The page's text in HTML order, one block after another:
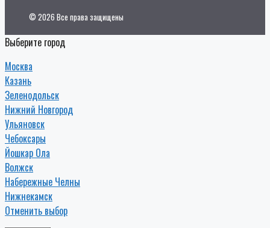
© 2026 Все права защищены
Выберите город
Москва
Казань
Зеленодольск
Нижний Новгород
Ульяновск
Чебоксары
Йошкар Ола
Волжск
Набережные Челны
Нижнекамск
Отменить выбор